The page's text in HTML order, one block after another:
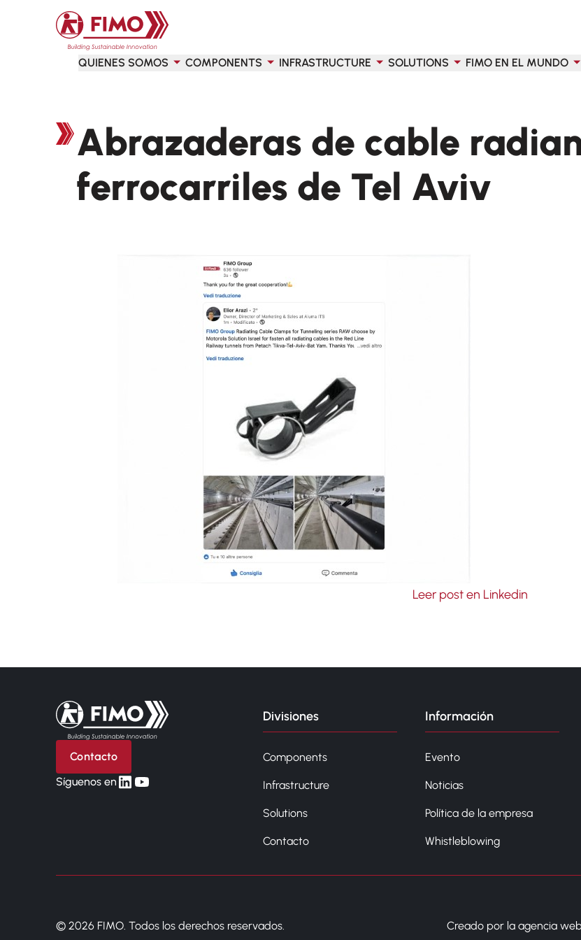
Volver a la página principal
QUIENES SOMOS COMPONENTS INFRASTRUCTURE SOLUTIONS FIMO EN EL MUNDO
Abrazaderas de cable
ferrocarriles de Tel Aviv
Leer post en Linkedin
Volver a la página principal
Contacto
Síguenos en linkedin
yt
Divisiones
Components
Infrastructure
Solutions
Contacto
Información
Evento
Noticias
Política de la empresa
Whistleblowing
© 2026 FIMO. Todos los derechos reservados. Creado por la agencia